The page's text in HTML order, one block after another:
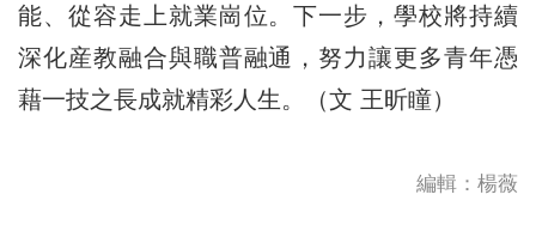
能、從容走上就業崗位。下一步，學校將持續
深化産教融合與職普融通，努力讓更多青年憑
藉一技之長成就精彩人生。（文 王昕瞳）
編輯：楊薇